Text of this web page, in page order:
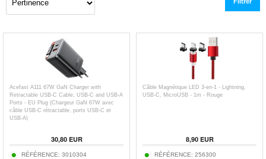
Acefast A111 67W GaN Charger with
Retractable USB-C Cable, USB-C and USB-A
Ports - EU Plug (Chargeur GaN 67W avec
câble USB-C rétractable, ports USB-C et
USB-A)
30,80EUR
RÉFÉRENCE: 3010304
Câble Magnétique LED 3-en-1 - Lightning,
USB-C, MicroUSB - 1m - Rouge
8,90EUR
RÉFÉRENCE: 256300